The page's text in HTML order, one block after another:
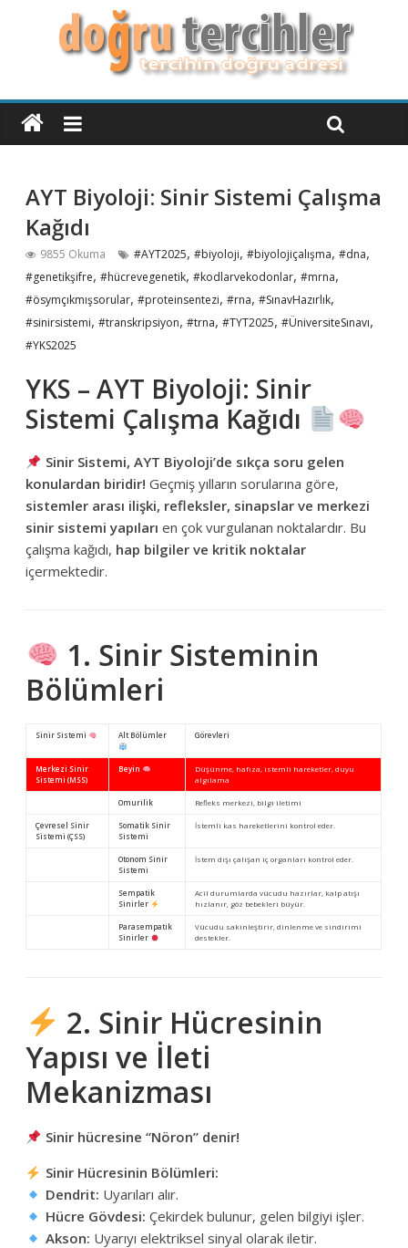
AYT Biyoloji: Sinir Sistemi Çalışma
Kağıdı
9855 Okuma #AYT2025,#biyoloji,#biyolojiçalışma,#dna,
#genetikşifre,#hücrevegenetik,#kodlarvekodonlar,#mrna,
#ösymçıkmışsorular,#proteinsentezi,#rna,#SınavHazırlık,
#sinirsistemi,#transkripsiyon,#trna,#TYT2025,#ÜniversiteSınavı,
#YKS2025
YKS – AYT Biyoloji: Sinir
Sistemi Çalışma Kağıdı
Sinir Sistemi, AYT Biyoloji’de sıkça soru gelen
konulardan biridir! Geçmiş yılların sorularına göre,
sistemler arası ilişki, refleksler, sinapslar ve merkezi
sinir sistemi yapıları en çok vurgulanan noktalardır. Bu
çalışma kağıdı, hap bilgiler ve kritik noktalar
içermektedir.
1. Sinir Sisteminin
Bölümleri
Sinir Sistemi Alt Bölümler Görevleri
Merkezi Sinir
Sistemi (MSS)
Beyin
Düşünme, hafıza, istemli hareketler, duyu
algılama
Omurilik Refleks merkezi, bilgi iletimi
Çevresel Sinir
Sistemi (ÇSS)
Somatik Sinir
Sistemi
İstemli kas hareketlerini kontrol eder.
Otonom Sinir
Sistemi
İstem dışı çalışan iç organları kontrol eder.
Sempatik
Sinirler
Acil durumlarda vücudu hazırlar, kalp atışı
hızlanır, göz bebekleri büyür.
Parasempatik
Sinirler
Vücudu sakinleştirir, dinlenme ve sindirimi
destekler.
2. Sinir Hücresinin
Yapısı ve İleti
Mekanizması
Sinir hücresine “Nöron” denir!
Sinir Hücresinin Bölümleri:
Dendrit: Uyarıları alır.
Hücre Gövdesi: Çekirdek bulunur, gelen bilgiyi işler.
Akson: Uyarıyı elektriksel sinyal olarak iletir.